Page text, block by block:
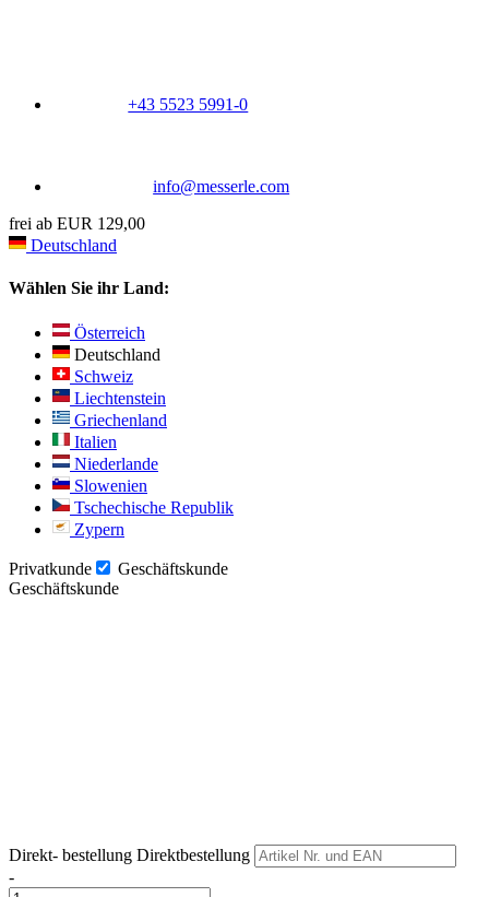
+43 5523 5991-0
info@messerle.com
frei ab EUR 129,00
Deutschland
Wählen Sie ihr Land:
Österreich
Deutschland
Schweiz
Liechtenstein
Griechenland
Italien
Niederlande
Slowenien
Tschechische Republik
Zypern
Privatkunde
Geschäftskunde
Geschäftskunde
Direkt- bestellung Direktbestellung
-